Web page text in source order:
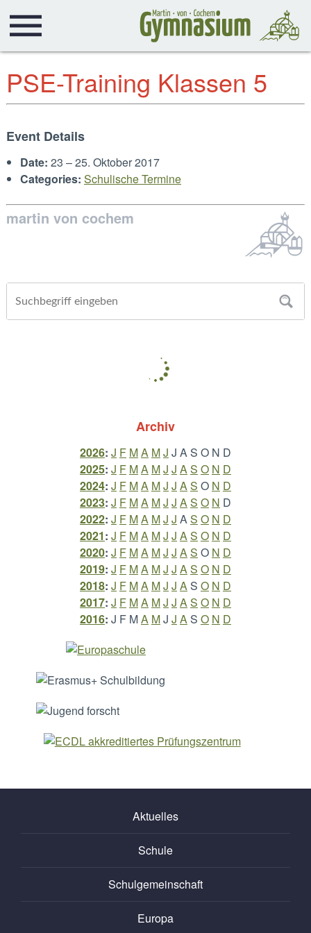
PSE-Training Klassen 5
Event Details
Date: 23 –25. Oktober 2017
Categories: Schulische Termine
martin von cochem
Archiv
2026: J F MA MJ J AS O N D
2025: J F MA MJ J AS O N D
2024: J F MA MJ J AS O N D
2023: J F MA MJ J AS O N D
2022: J F MA MJ J AS O N D
2021: J F MA MJ J AS O N D
2020: J F MA MJ J AS O N D
2019: J F MA MJ J AS O N D
2018: J F MA MJ J AS O N D
2017: J F MA MJ J AS O N D
2016: J F MA MJ J AS O N D
Aktuelles
Schule
Schulgemeinschaft
Europa